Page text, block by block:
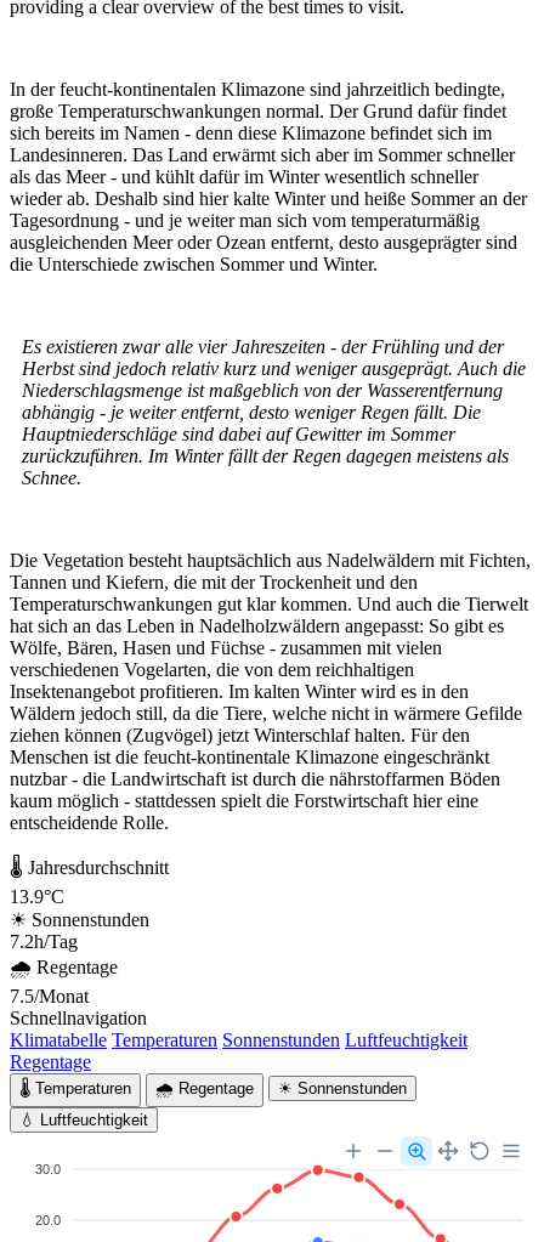
providing a clear overview of the best times to visit.
In der feucht-kontinentalen Klimazone sind jahrzeitlich bedingte,
große Temperaturschwankungen normal. Der Grund dafür findet
sich bereits im Namen - denn diese Klimazone befindet sich im
Landesinneren. Das Land erwärmt sich aber im Sommer schneller
als das Meer - und kühlt dafür im Winter wesentlich schneller
wieder ab. Deshalb sind hier kalte Winter und heiße Sommer an der
Tagesordnung - und je weiter man sich vom temperaturmäßig
ausgleichenden Meer oder Ozean entfernt, desto ausgeprägter sind
die Unterschiede zwischen Sommer und Winter.
Es existieren zwar alle vier Jahreszeiten - der Frühling und der
Herbst sind jedoch relativ kurz und weniger ausgeprägt. Auch die
Niederschlagsmenge ist maßgeblich von der Wasserentfernung
abhängig - je weiter entfernt, desto weniger Regen fällt. Die
Hauptniederschläge sind dabei auf Gewitter im Sommer
zurückzuführen. Im Winter fällt der Regen dagegen meistens als
Schnee.
Die Vegetation besteht hauptsächlich aus Nadelwäldern mit Fichten,
Tannen und Kiefern, die mit der Trockenheit und den
Temperaturschwankungen gut klar kommen. Und auch die Tierwelt
hat sich an das Leben in Nadelholzwäldern angepasst: So gibt es
Wölfe, Bären, Hasen und Füchse - zusammen mit vielen
verschiedenen Vogelarten, die von dem reichhaltigen
Insektenangebot profitieren. Im kalten Winter wird es in den
Wäldern jedoch still, da die Tiere, welche nicht in wärmere Gefilde
ziehen können (Zugvögel) jetzt Winterschlaf halten. Für den
Menschen ist die feucht-kontinentale Klimazone eingeschränkt
nutzbar - die Landwirtschaft ist durch die nährstoffarmen Böden
kaum möglich - stattdessen spielt die Forstwirtschaft hier eine
entscheidende Rolle.
🌡 Jahresdurchschnitt
13.9°C
☀ Sonnenstunden
7.2h/Tag
🌧 Regentage
7.5/Monat
Schnellnavigation
Klimatabelle Temperaturen Sonnenstunden Luftfeuchtigkeit
Regentage
🌡 Temperaturen 🌧 Regentage
☀ Sonnenstunden
💧 Luftfeuchtigkeit
30.0
20.0